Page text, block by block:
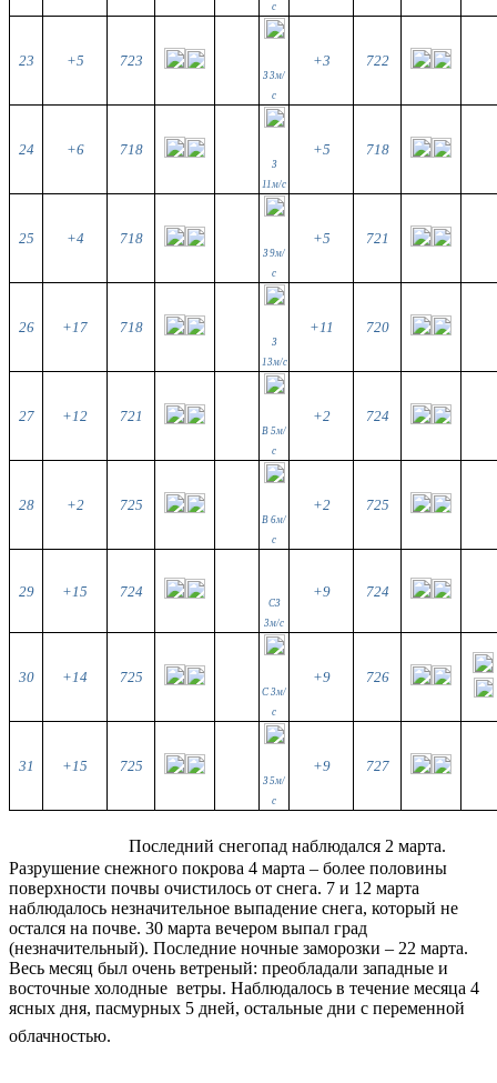
с
23 +5 723
З 3м/
с
+3 722
24 +6 718
З
11м/с
+5 718
25 +4 718
З 9м/
с
+5 721
26 +17 718
З
13м/с
+11 720
27 +12 721
В 5м/
с
+2 724
28 +2 725
В 6м/
с
+2 725
29 +15 724
СЗ
3м/с
+9 724
30 +14 725
С 3м/
с
+9 726
31 +15 725
З 5м/
с
+9 727
Последний снегопад наблюдался 2 марта.
Разрушение снежного покрова 4 марта – более половины
поверхности почвы очистилось от снега. 7 и 12 марта
наблюдалось незначительное выпадение снега, который не
остался на почве. 30 марта вечером выпал град
(незначительный). Последние ночные заморозки – 22 марта.
Весь месяц был очень ветреный: преобладали западные и
восточные холодные ветры. Наблюдалось в течение месяца 4
ясных дня, пасмурных 5 дней, остальные дни с переменной
облачностью.